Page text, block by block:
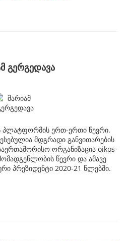
გერგედავა
პლატფორმის ერთ-ერთი წევრი.
მდგრადი განვითარების
ორგანიზაცია oikos-
წევრი და ამავე
პრეზიდენტი 2020-21 წლებში.